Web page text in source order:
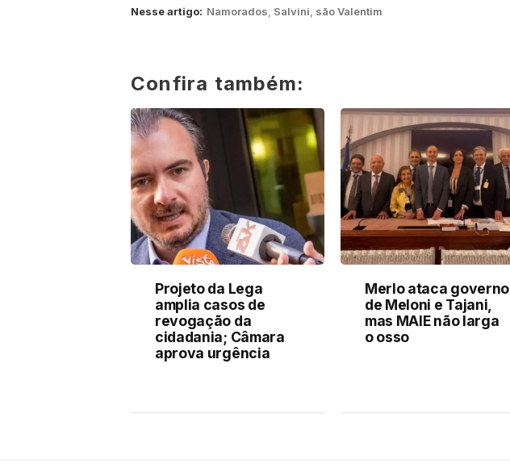
Nesse artigo: Namorados Salvini são Valentim
Confira também:
Projeto da Lega
amplia casos de
revogação da
cidadania; Câmara
aprova urgência
Merlo ataca governo
de Meloni e Tajani,
mas MAIE não larga
o osso